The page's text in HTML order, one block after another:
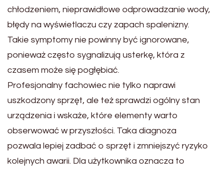
chłodzeniem, nieprawidłowe odprowadzanie wody,
błędy na wyświetlaczu czy zapach spalenizny.
Takie symptomy nie powinny być ignorowane,
ponieważ często sygnalizują usterkę, która z
czasem może się pogłębiać.
Profesjonalny fachowiec nie tylko naprawi
uszkodzony sprzęt, ale też sprawdzi ogólny stan
urządzenia i wskaże, które elementy warto
obserwować w przyszłości. Taka diagnoza
pozwala lepiej zadbać o sprzęt i zmniejszyć ryzyko
kolejnych awarii. Dla użytkownika oznacza to